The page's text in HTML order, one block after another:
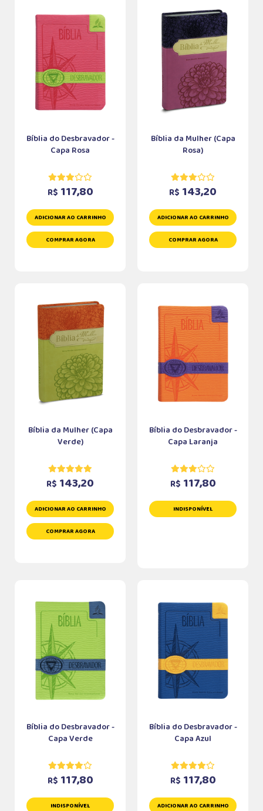
Bíblia do Desbravador -
Capa Rosa
R$ 117,80
ADICIONAR AO CARRINHO
COMPRAR AGORA
Bíblia da Mulher (Capa
Rosa)
R$ 143,20
ADICIONAR AO CARRINHO
COMPRAR AGORA
Bíblia da Mulher (Capa
Verde)
R$ 143,20
ADICIONAR AO CARRINHO
COMPRAR AGORA
Bíblia do Desbravador -
Capa Laranja
R$ 117,80
INDISPONÍVEL
Bíblia do Desbravador -
Capa Verde
R$ 117,80
INDISPONÍVEL
Bíblia do Desbravador -
Capa Azul
R$ 117,80
ADICIONAR AO CARRINHO